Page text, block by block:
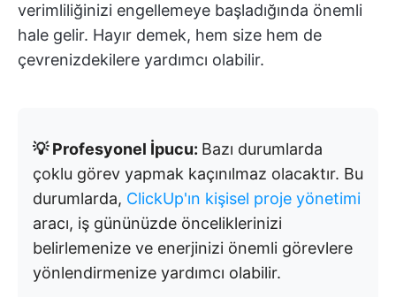
verimliliğinizi engellemeye başladığında önemli
hale gelir. Hayır demek, hem size hem de
çevrenizdekilere yardımcı olabilir.
💡 Profesyonel İpucu: Bazı durumlarda
çoklu görev yapmak kaçınılmaz olacaktır. Bu
durumlarda, ClickUp'ın kişisel proje yönetimi
aracı, iş gününüzde önceliklerinizi
belirlemenize ve enerjinizi önemli görevlere
yönlendirmenize yardımcı olabilir.